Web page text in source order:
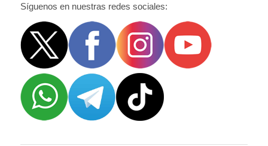
Síguenos en nuestras redes sociales: